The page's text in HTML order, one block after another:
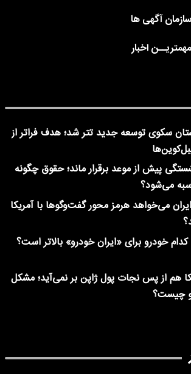
سازمان آگهی ها
مهمتریــن اخبار
سکوی توسعه جدید تتر شد؛ هدف فراتر از
پیش از موعد برقرار ماند؛ حقوق چگونه
می‌شود؟
می‌خواهد هرمز محور گفت‌وگوها با آمریکا
خودرو برای «ایران خودرو» بالاتر است؟
هم از پس نجات پول ژاپن بر نمی‌آید؛ مشکل
چیست؟